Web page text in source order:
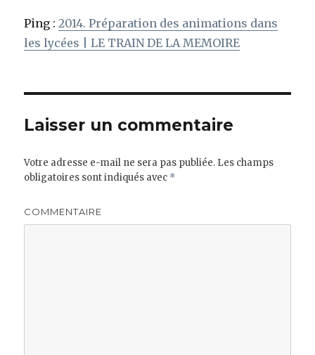
Ping :2014. Préparation des animations dans
les lycées | LE TRAIN DE LA MEMOIRE
Laisser un commentaire
Votre adresse e-mail ne sera pas publiée. Les champs
obligatoires sont indiqués avec *
COMMENTAIRE